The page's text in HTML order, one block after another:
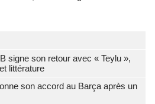
signe son retour avec « Teylu »,
littérature
son accord au Barça après un